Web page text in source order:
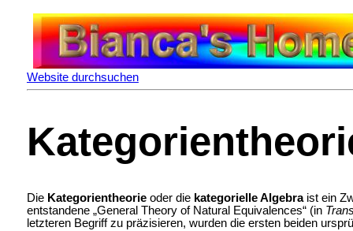
Website durchsuchen
Die Kategorientheorieoder die kategorielle Algebraist ein
entstandene „General Theory of Natural Equivalences“ (in
letzteren Begriff zu präzisieren, wurden die ersten beiden